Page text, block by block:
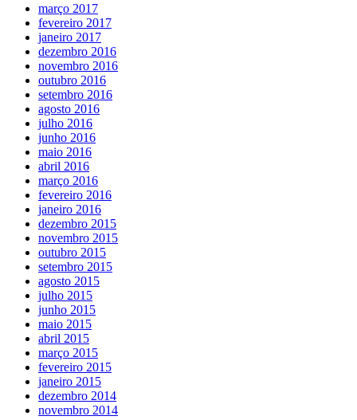
março 2017
fevereiro 2017
janeiro 2017
dezembro 2016
novembro 2016
outubro 2016
setembro 2016
agosto 2016
julho 2016
junho 2016
maio 2016
abril 2016
março 2016
fevereiro 2016
janeiro 2016
dezembro 2015
novembro 2015
outubro 2015
setembro 2015
agosto 2015
julho 2015
junho 2015
maio 2015
abril 2015
março 2015
fevereiro 2015
janeiro 2015
dezembro 2014
novembro 2014